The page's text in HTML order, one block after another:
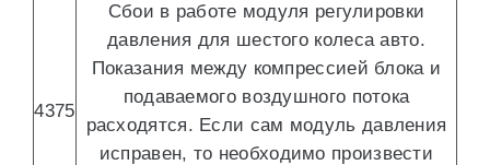
4375
Сбои в работе модуля регулировки
давления для шестого колеса авто.
Показания между компрессией блока и
подаваемого воздушного потока
расходятся. Если сам модуль давления
исправен, то необходимо произвести